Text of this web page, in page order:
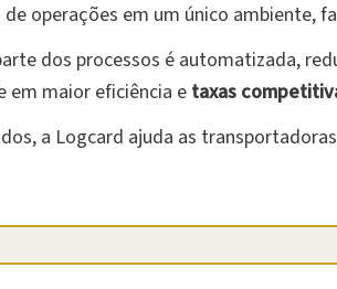
operações em um único ambiente,
dos processos é automatizada,
em maior eficiência e taxas
a Logcard ajuda as